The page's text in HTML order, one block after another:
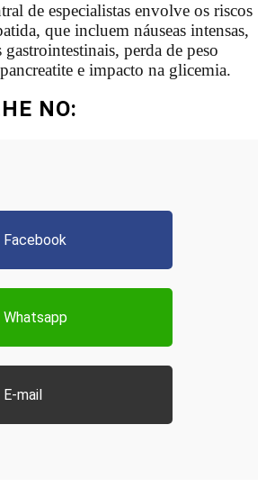
de especialistas envolve os riscos
que incluem náuseas intensas,
perda de peso
e impacto na glicemia.
NO:
Facebook
Whatsapp
E-mail